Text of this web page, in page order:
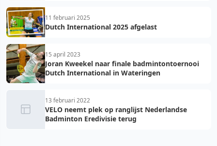
11 februari 2025
Dutch International 2025 afgelast
15 april 2023
Joran Kweekel naar finale badmintontoernooi
Dutch International in Wateringen
13 februari 2022
VELO neemt plek op ranglijst Nederlandse
Badminton Eredivisie terug